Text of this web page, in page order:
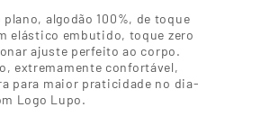
algodão 100%, de toque
elástico embutido, toque zero
ajuste perfeito ao corpo.
extremamente confortável,
para maior praticidade no dia-
Logo Lupo.